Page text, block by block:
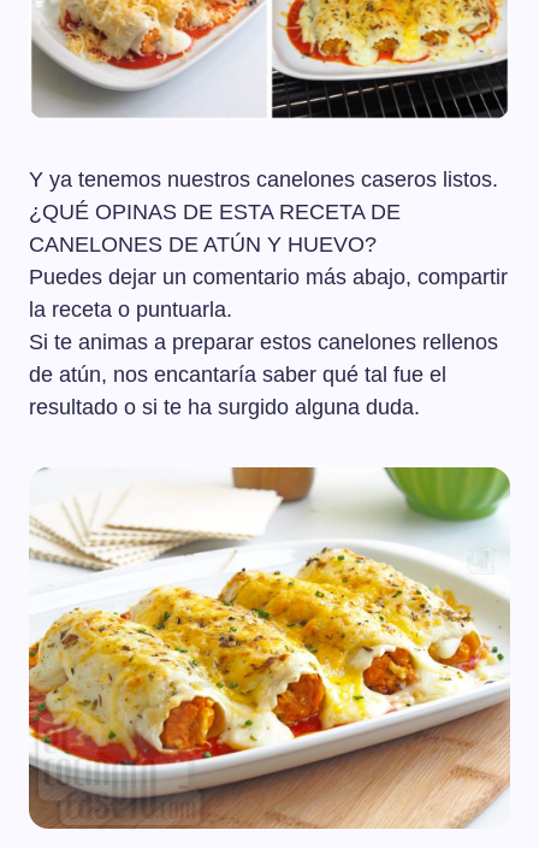
Y ya tenemos nuestros canelones caseros listos.
¿QUÉ OPINAS DE ESTA RECETA DE
CANELONES DE ATÚN Y HUEVO?
Puedes dejar un comentario más abajo, compartir
la receta o puntuarla.
Si te animas a preparar estos canelones rellenos
de atún, nos encantaría saber qué tal fue el
resultado o si te ha surgido alguna duda.